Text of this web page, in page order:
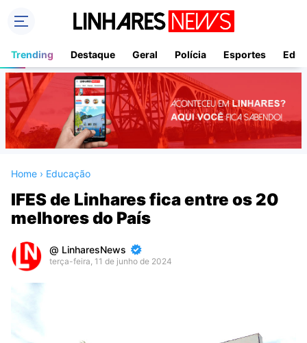
Trending Destaque Geral Polícia Esportes
Home › Educação
IFES de Linhares fica entre os 20
melhores do País
LinharesNews
terça-feira, 11 de junho de 2024
Premium
Design